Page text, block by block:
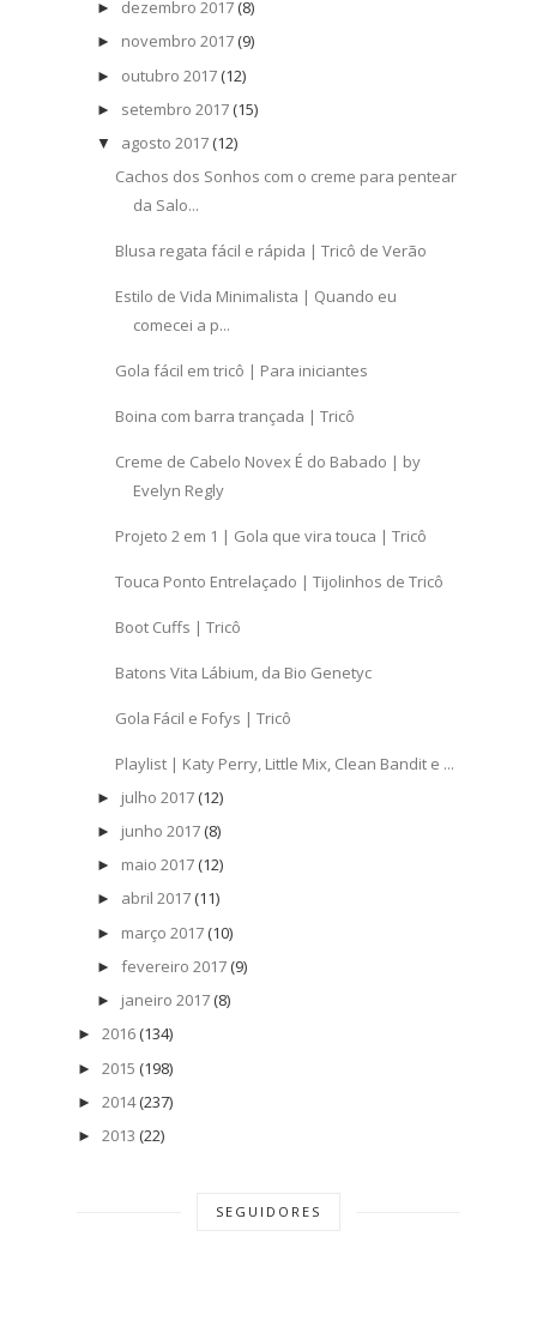
► dezembro 2017 (8)
► novembro 2017 (9)
► outubro 2017 (12)
► setembro 2017 (15)
▼ agosto 2017 (12)
Cachos dos Sonhos com o creme para pentear
da Salo...
Blusa regata fácil e rápida | Tricô de Verão
Estilo de Vida Minimalista | Quando eu
comecei a p...
Gola fácil em tricô | Para iniciantes
Boina com barra trançada | Tricô
Creme de Cabelo Novex É do Babado | by
Evelyn Regly
Projeto 2 em 1 | Gola que vira touca | Tricô
Touca Ponto Entrelaçado | Tijolinhos de Tricô
Boot Cuffs | Tricô
Batons Vita Lábium, da Bio Genetyc
Gola Fácil e Fofys | Tricô
Playlist | Katy Perry, Little Mix, Clean Bandit e ...
► julho 2017 (12)
► junho 2017 (8)
► maio 2017 (12)
► abril 2017 (11)
► março 2017 (10)
► fevereiro 2017 (9)
► janeiro 2017 (8)
► 2016 (134)
► 2015 (198)
► 2014 (237)
► 2013 (22)
SEGUIDORES